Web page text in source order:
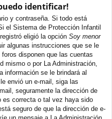
identificar!
y contraseña. Si todo está
el Sistema de Protección Infantil
eligió la opción Soy menor
algunas instrucciones que se le
disponen que las cuentas
mismo o por La Administración,
información se le brindará al
envió un e-mail, siga las
seguramente la dirección de
es correcta o tal vez haya sido
seguro de que la dirección de e-